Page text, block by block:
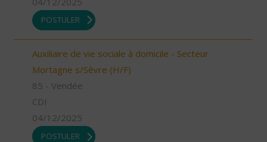
POSTULER
Auxiliaire de vie sociale à domicile - Secteur
Mortagne s/Sèvre (H/F)
85 - Vendée
CDI
04/12/2025
POSTULER